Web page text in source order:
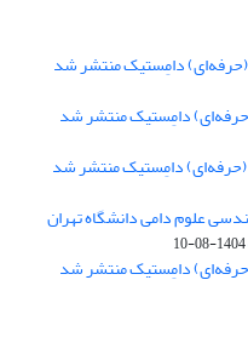
دامِستیک منتشر شد
دامِستیک منتشر شد
دامِستیک منتشر شد
علوم دامی دانشگاه تهران
1404-08-10
دامِستیک منتشر شد